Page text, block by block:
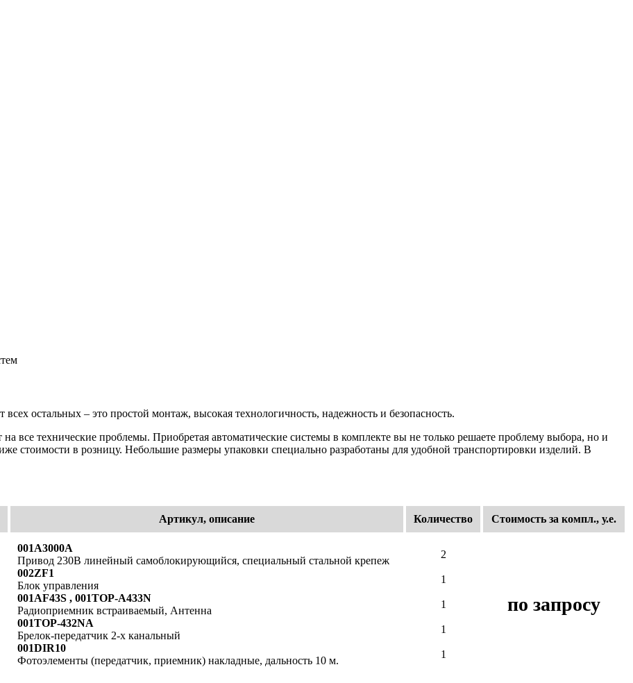
остальных – это простой монтаж, высокая технологичность, надежность и безопасность.
все технические проблемы. Приобретая автоматические системы в комплекте вы не только решаете проблему выбора, но и
стоимости в розницу. Небольшие размеры упаковки специально разработаны для удобной транспортировки изделий. В
Артикул, описание Количество Стоимость за компл., у.е.
001A3000A
Привод 230В линейный самоблокирующийся, специальный стальной крепеж
002ZF1
Блок управления
001AF43S , 001TOP-A433N
Радиоприемник встраиваемый, Антенна
001TOP-432NA
Брелок-передатчик 2-х канальный
001DIR10
Фотоэлементы (передатчик, приемник) накладные, дальность 10 м.
2
1
1
1
1
по запросу